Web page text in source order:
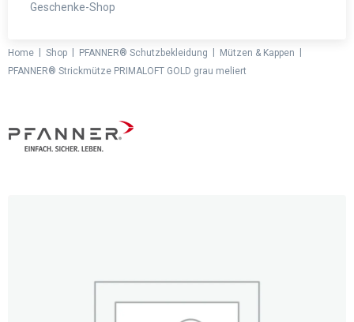
Geschenke-Shop
Home Shop PFANNER® Schutzbekleidung Mützen & Kappen
PFANNER® Strickmütze PRIMALOFT GOLD grau meliert